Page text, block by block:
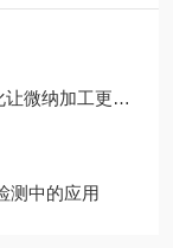
纳加工更精准​
测中的应用